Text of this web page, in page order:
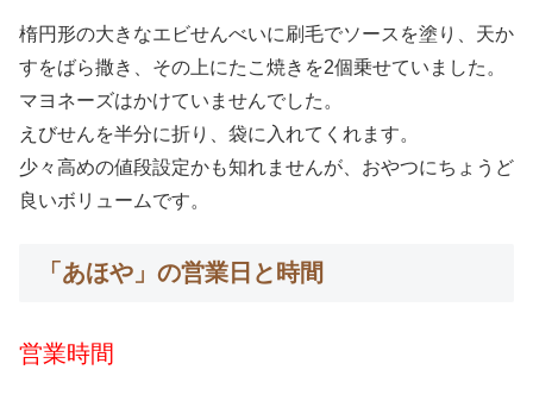
楕円形の大きなエビせんべいに刷毛でソースを塗り、天か
すをばら撒き、その上にたこ焼きを2個乗せていました。
マヨネーズはかけていませんでした。
えびせんを半分に折り、袋に入れてくれます。
少々高めの値段設定かも知れませんが、おやつにちょうど
良いボリュームです。
「あほや」の営業日と時間
営業時間